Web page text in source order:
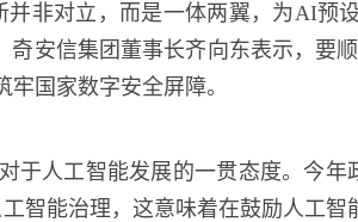
非对立，而是一体两翼，为AI预
安信集团董事长齐向东表示，要
国家数字安全屏障。
于人工智能发展的一贯态度。今年
智能治理，这意味着在鼓励人工智